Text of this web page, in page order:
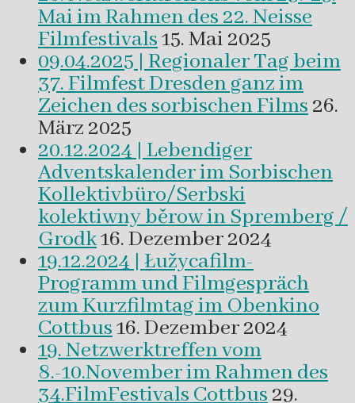
Mai im Rahmen des 22. Neisse
Filmfestivals15. Mai 2025
09.04.2025 | Regionaler Tag beim
37. Filmfest Dresden ganz im
Zeichen des sorbischen Films26.
März 2025
20.12.2024 | Lebendiger
Adventskalender im Sorbischen
Kollektivbüro/Serbski
kolektiwny běrow in Spremberg /
Grodk16. Dezember 2024
19.12.2024 | Łužycafilm-
Programm und Filmgespräch
zum Kurzfilmtag im Obenkino
Cottbus16. Dezember 2024
19. Netzwerktreffen vom
8.-10.November im Rahmen des
34.FilmFestivals Cottbus29.